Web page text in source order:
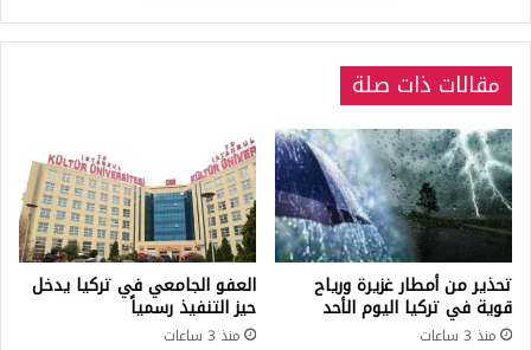
مقالات ذات صلة
تحذير من أمطار غزيرة ورياح
قوية في تركيا اليوم الأحد
منذ 3 ساعات
العفو الجامعي في تركيا يدخل
حيز التنفيذ رسمياً
منذ 3 ساعات